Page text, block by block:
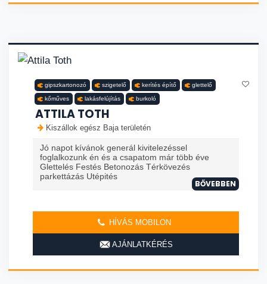
gipszkartonozó szigetelő kerítés építő glettelő
kőműves lakásfelújítás burkoló
ATTILA TOTH
Kiszállok egész Baja területén
Jó napot kívánok generál kivitelezéssel
foglalkozunk én és a csapatom már több éve
Glettelés Festés Betonozás Térkövezés
parkettázás Utépités
BŐVEBBEN
HÍVÁS MOBILON
AJÁNLATKÉRÉS